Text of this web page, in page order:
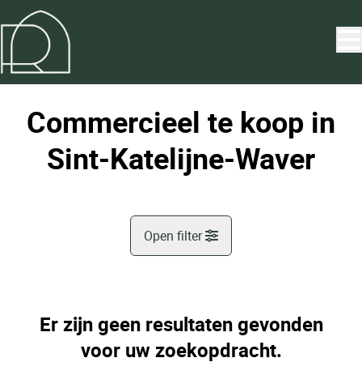
Ga naar hoofdinhoud
Commercieel te koop in
Sint-Katelijne-Waver
Open filter
Sint-Katelijne-Waver (2860) Remove
Kaartweergave
Er zijn geen resultaten gevonden
voor uw zoekopdracht.